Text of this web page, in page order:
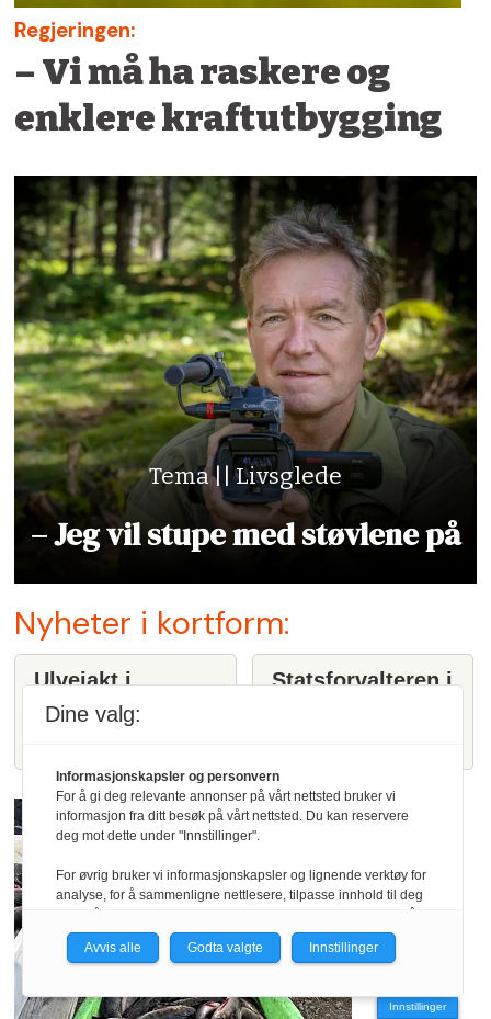
Regjeringen:
– Vi må ha raskere og
enklere kraftutbygging
Tema || Livsglede
– Jeg vil stupe med støvlene på
Nyheter i kortform:
Ulvejakt i
Innlandet tas opp
Statsforvalteren i
Innstillinger
Dine valg:
Informasjonskapsler og personvern
For å gi deg relevante annonser på vårt nettsted bruker vi
informasjon fra ditt besøk på vårt nettsted. Du kan reservere
deg mot dette under "Innstillinger".
For øvrig bruker vi informasjonskapsler og lignende verktøy for
analyse, for å sammenligne nettlesere, tilpasse innhold til deg
personvernerklæring.
du få relevante annonser på nettstedene til medlemmene i
nettverket basert på informasjon fra dine besøk på tvers av
Avvis alle Godta valgte Innstillinger